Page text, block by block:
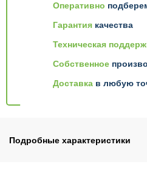
Оперативно
Гарантия качества
Техническая
Собственное
Доставка в любую
Подробные характеристики